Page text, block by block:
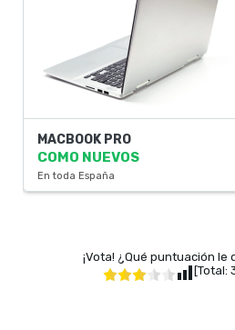
MACBOOK PRO
COMO NUEVOS
En toda España
¡Vota! ¿Qué puntuación le
[Total: